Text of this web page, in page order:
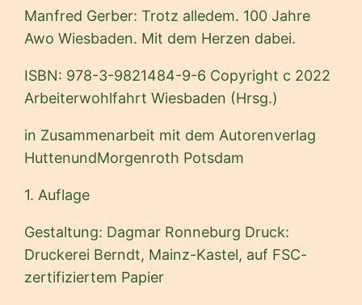
Manfred Gerber: Trotz alledem. 100 Jahre
Awo Wiesbaden. Mit dem Herzen dabei.
ISBN: 978-3-9821484-9-6 Copyright c 2022
Arbeiterwohlfahrt Wiesbaden (Hrsg.)
in Zusammenarbeit mit dem Autorenverlag
HuttenundMorgenroth Potsdam
1. Auflage
Gestaltung: Dagmar Ronneburg Druck:
Druckerei Berndt, Mainz-Kastel, auf FSC-
zertifiziertem Papier